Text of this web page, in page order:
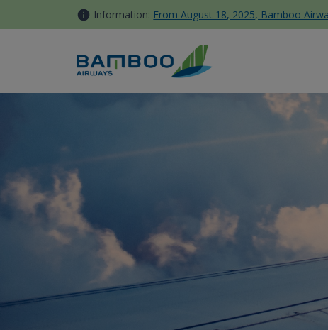
Skip to Content Information: From August 18, 2025, Bamboo
Events - Bamboo Airways